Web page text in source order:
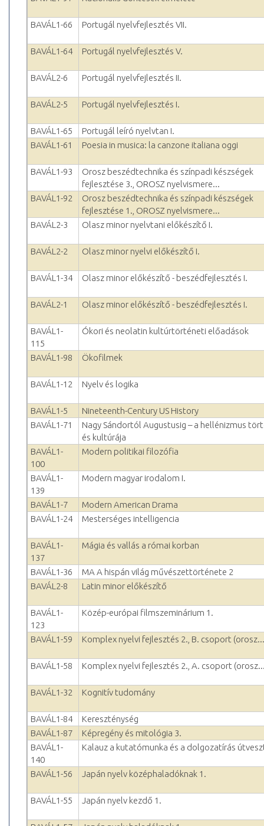
BAVÁL1-66 Portugál nyelvfejlesztés VII.
BAVÁL1-64 Portugál nyelvfejlesztés V.
BAVÁL2-6 Portugál nyelvfejlesztés II.
BAVÁL2-5 Portugál nyelvfejlesztés I.
BAVÁL1-65
Portugál leíró nyelvtan I.
BAVÁL1-61
Poesia in musica: la canzone italiana oggi
BAVÁL1-93
Orosz beszédtechnika és színpadi készségek
fejlesztése 3., OROSZ nyelvismere...
BAVÁL1-92
Orosz beszédtechnika és színpadi készségek
fejlesztése 1., OROSZ nyelvismere...
BAVÁL2-3
Olasz minor nyelvtani előkészítő I.
BAVÁL2-2 Olasz minor nyelvi előkészítő I.
BAVÁL1-34 Olasz minor előkészítő - beszédfejlesztés I.
BAVÁL2-1 Olasz minor előkészítő - beszédfejlesztés I.
BAVÁL1-
115
Ókori és neolatin kultúrtörténeti előadások
BAVÁL1-98 Ökofilmek
BAVÁL1-12 Nyelv és logika
BAVÁL1-5
Nineteenth-Century US History
BAVÁL1-71
Nagy Sándortól Augustusig – a hellénizmus
és kultúrája
BAVÁL1-
100
Modern politikai filozófia
BAVÁL1-
139
Modern magyar irodalom I.
BAVÁL1-7
Modern American Drama
BAVÁL1-24
Mesterséges intelligencia
BAVÁL1-
137
Mágia és vallás a római korban
BAVÁL1-36
MA A hispán világ művészettörténete 2
BAVÁL2-8
Latin minor előkészítő
BAVÁL1-
123
Közép-európai filmszeminárium 1.
BAVÁL1-59 Komplex nyelvi fejlesztés 2., B. csoport (orosz...
BAVÁL1-58 Komplex nyelvi fejlesztés 2., A. csoport
BAVÁL1-32 Kognitív tudomány
BAVÁL1-84
Kereszténység
BAVÁL1-87
Képregény és mitológia 3.
BAVÁL1-
140
Kalauz a kutatómunka és a dolgozatírás
BAVÁL1-56 Japán nyelv középhaladóknak 1.
BAVÁL1-55 Japán nyelv kezdő 1.